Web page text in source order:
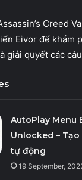
Creed
Eivor để khám
giải quyết các
AutoPlay Menu
Unlocked –
tự động
19 September,